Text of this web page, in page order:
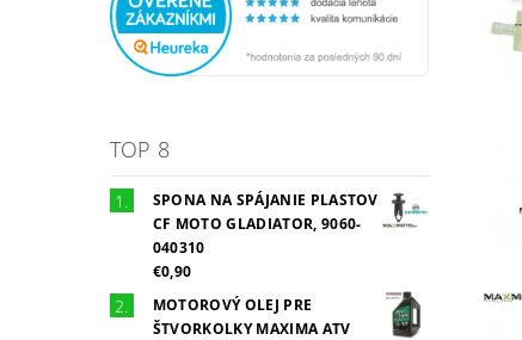
TOP 8
SPONA NA SPÁJANIE PLASTOV
CF MOTO GLADIATOR, 9060-
040310
€0,90
MOTOROVÝ OLEJ PRE
ŠTVORKOLKY MAXIMA ATV